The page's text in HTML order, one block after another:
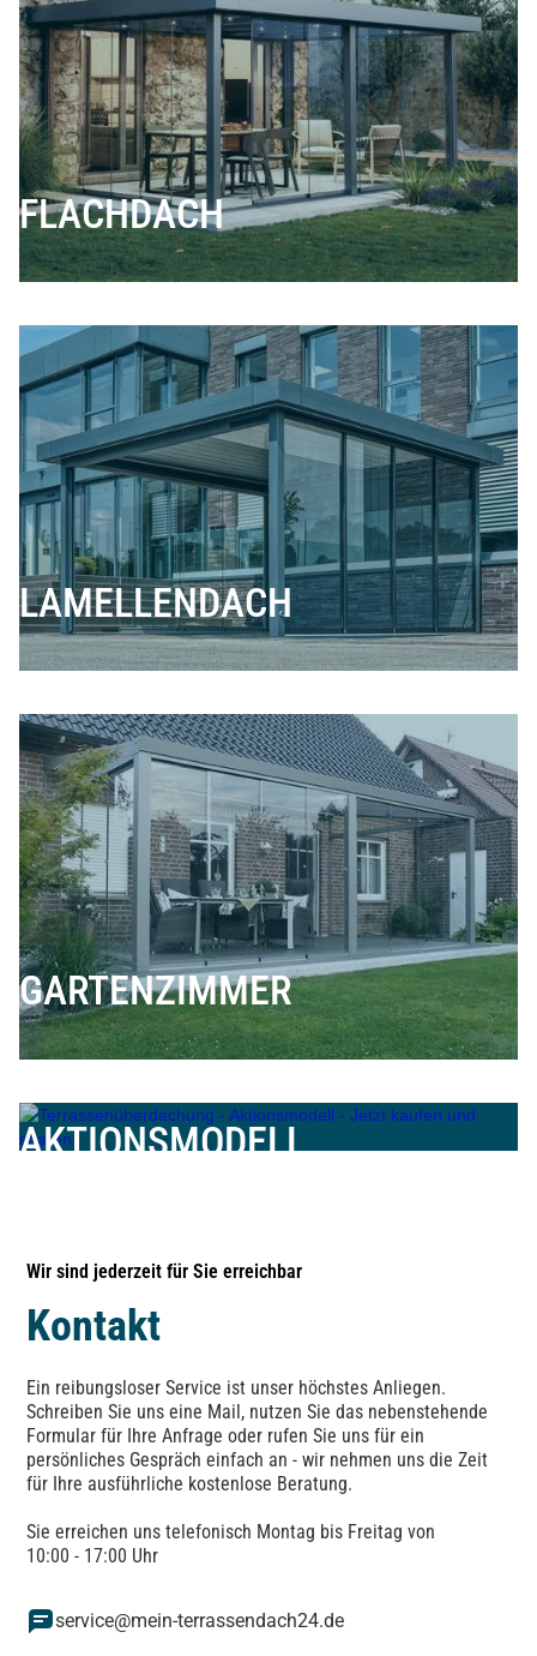
FLACHDACH
LAMELLENDACH
GARTENZIMMER
AKTIONSMODELL
Wir sind jederzeit für Sie erreichbar
Kontakt
Ein reibungsloser Service ist unser höchstes Anliegen.
Schreiben Sie uns eine Mail, nutzen Sie das nebenstehende
Formular für Ihre Anfrage oder rufen Sie uns für ein
persönliches Gespräch einfach an - wir nehmen uns die Zeit
für Ihre ausführliche kostenlose Beratung.
Sie erreichen uns telefonisch Montag bis Freitag von
10:00 - 17:00 Uhr
service@mein-terrassendach24.de